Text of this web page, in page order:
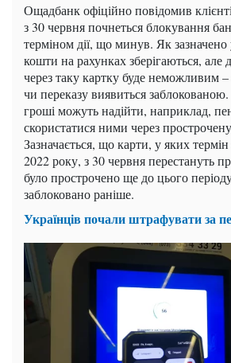
Ощадбанк офіційно повідомив
з 30 червня почнеться блокування
терміном дії, що минув. Як
кошти на рахунках зберігаються, але
через таку картку буде неможливим –
чи переказу виявиться
гроші можуть надійти, наприклад,
скористатися ними через
Зазначається, що карти, у яких
2022 року, з 30 червня перестануть
було прострочено ще до цього
заблоковано раніше.
Українців почали штрафувати за